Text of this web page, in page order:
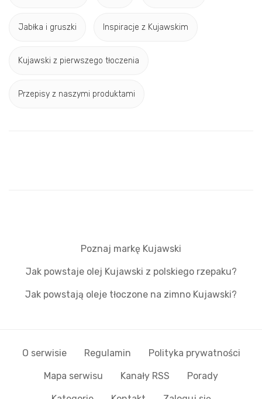
Jabłka i gruszki Inspiracje z Kujawskim
Kujawski z pierwszego tłoczenia
Przepisy z naszymi produktami
Poznaj markę Kujawski
Jak powstaje olej Kujawski z polskiego rzepaku?
Jak powstają oleje tłoczone na zimno Kujawski?
O serwisie Regulamin Polityka prywatności
Mapa serwisu Kanały RSS Porady